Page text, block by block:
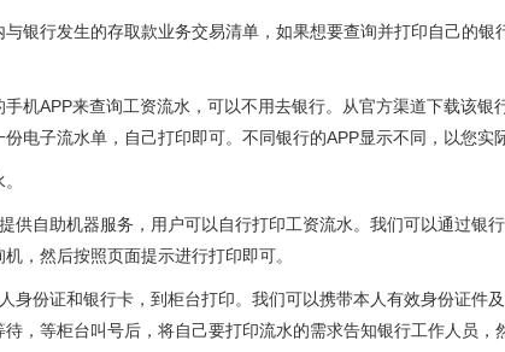
行发生的存取款业务交易清单，如果想要查询并打印自己的银
APP来查询工资流水，可以不用去银行。从官方渠道下载该银
电子流水单，自己打印即可。不同银行的APP显示不同，以您实
自助机器服务，用户可以自行打印工资流水。我们可以通过银
，然后按照页面提示进行打印即可。
份证和银行卡，到柜台打印。我们可以携带本人有效身份证件
，等柜台叫号后，将自己要打印流水的需求告知银行工作人员，